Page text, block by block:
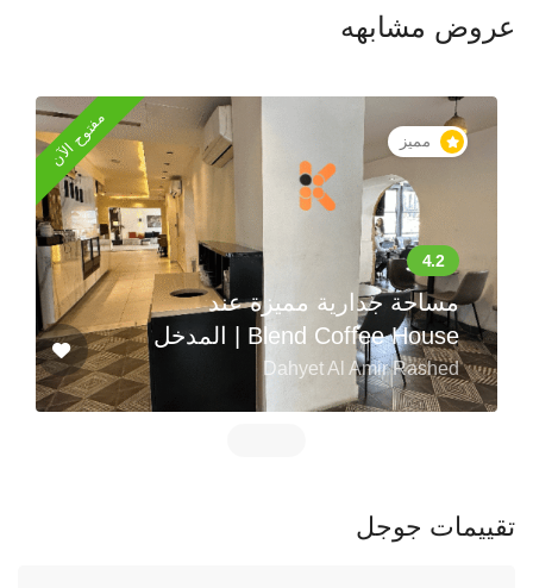
عروض مشابهه
مميز مفتوح الآن
مساحة جدارية مميزة عند
المدخل | Blend Coffee House
Dahyet Al Amir Rashed
تقييمات جوجل